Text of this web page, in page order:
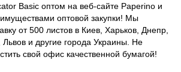
Basic оптом на веб-сайте Paperino и
оптовой закупки! Мы
от 500 листов в Киев, Харьков, Днепр,
и другие города Украины. Не
свой офис качественной бумагой!